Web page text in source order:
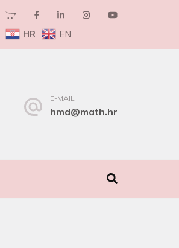
HR EN
E-MAIL
hmd@math.hr